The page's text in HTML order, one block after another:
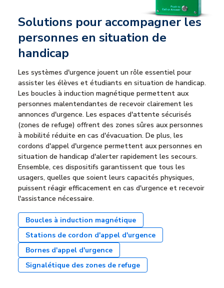
Solutions pour accompagner les
personnes en situation de
handicap
Les systèmes d'urgence jouent un rôle essentiel pour
assister les élèves et étudiants en situation de handicap.
Les boucles à induction magnétique permettent aux
personnes malentendantes de recevoir clairement les
annonces d'urgence. Les espaces d'attente sécurisés
(zones de refuge) offrent des zones sûres aux personnes
à mobilité réduite en cas d'évacuation. De plus, les
cordons d'appel d'urgence permettent aux personnes en
situation de handicap d'alerter rapidement les secours.
Ensemble, ces dispositifs garantissent que tous les
usagers, quelles que soient leurs capacités physiques,
puissent réagir efficacement en cas d'urgence et recevoir
l'assistance nécessaire.
Boucles à induction magnétique
Stations de cordon d'appel d'urgence
Bornes d'appel d'urgence
Signalétique des zones de refuge